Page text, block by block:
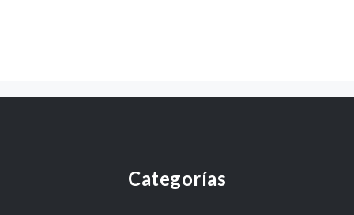
Categorías